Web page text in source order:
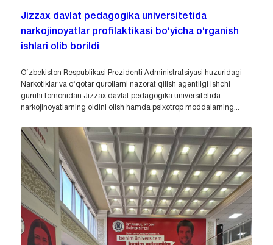
Jizzax davlat pedagogika universitetida
narkojinoyatlar profilaktikasi bo‘yicha o‘rganish
ishlari olib borildi
O‘zbekiston Respublikasi Prezidenti Administratsiyasi huzuridagi
Narkotiklar va o‘qotar qurollarni nazorat qilish agentligi ishchi
guruhi tomonidan Jizzax davlat pedagogika universitetida
narkojinoyatlarning oldini olish hamda psixotrop moddalarning...